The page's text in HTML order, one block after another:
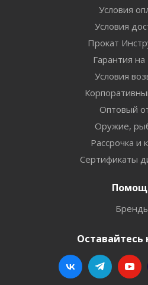
Условия
Условия
Прокат
Гарантия на
Условия
Оптовый
Оружие,
Рассрочка и
Сертификаты
Оставайтесь